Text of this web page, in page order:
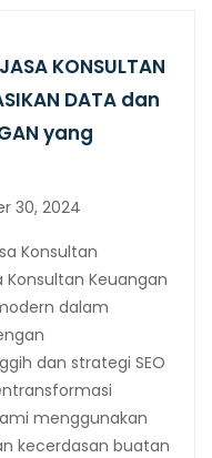
KONSULTAN
DATA dan
yang
30, 2024
Konsultan
Konsultan Keuangan
dalam
dan strategi SEO
menggunakan
kecerdasan buatan